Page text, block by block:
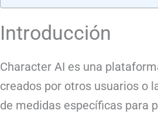
Introducción
Character AI es una
creados por otros usuarios o
de medidas específicas para